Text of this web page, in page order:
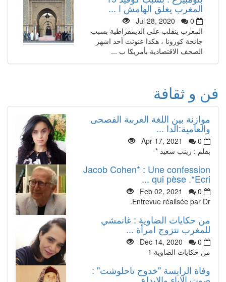
المغرب يغلق الهامش ا ...
Jul 28, 2020
0
المغرب ينقلب على الديمقراطية بسبب
جائحة كورونا ، هكذا عنونت أحد اشهر
الصحف الاقتصادية بأمريكا ب ...
فن و ثقافة
موازنة بين اللغة العربية الفصحى
والعامية:الدا ...
Apr 17, 2021
0
بقلم : زينب سعيد *
Jacob Cohen* : Une confession
qui pèse .*Ecri ...
Feb 02, 2021
0
Entrevue réalisée par Dr.
من حكايات الضاوية : غانمشي
للمغرب نتزوج امرأة ...
Dec 14, 2020
0
من حكايات الضاوية 1
وفاة الرايسة "خدوج تاحلوشت" :
صوت الاباء والابداع